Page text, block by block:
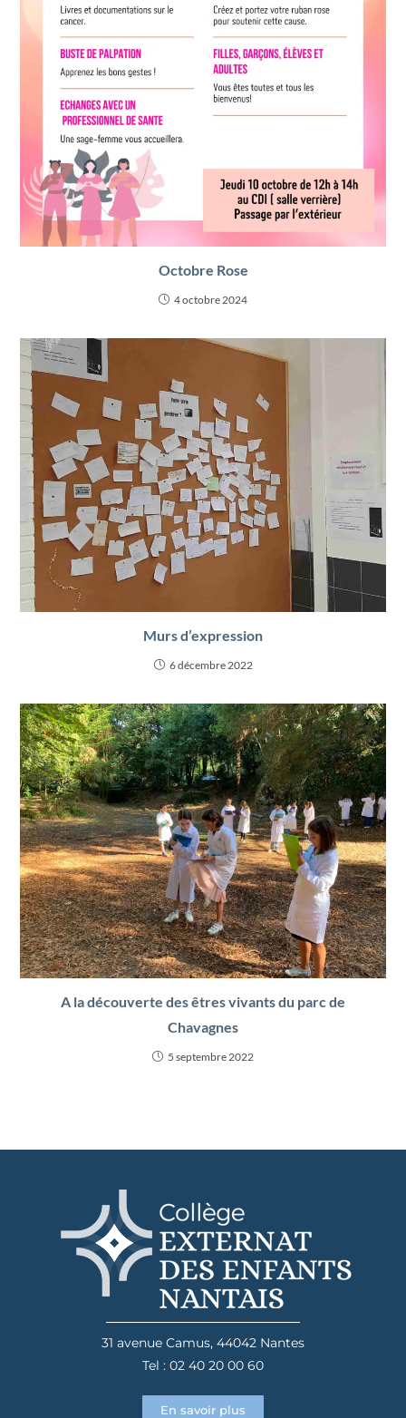
Octobre Rose
4 octobre 2024
Murs d’expression
6 décembre 2022
A la découverte des êtres vivants du parc de
Chavagnes
5 septembre 2022
31 avenue Camus, 44042 Nantes
Tel : 02 40 20 00 60
En savoir plus